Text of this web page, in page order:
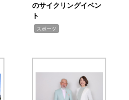
のサイクリングイベン
ト
スポーツ